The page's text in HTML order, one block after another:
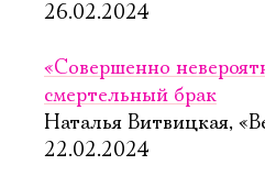
26.02.2024
«Совершенно
смертельный брак
Наталья Витвицкая,
22.02.2024